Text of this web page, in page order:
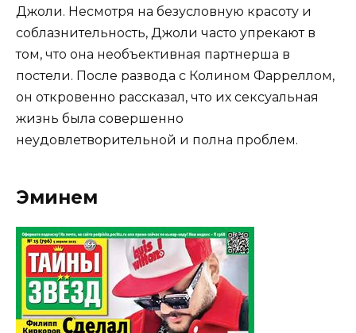
Джоли. Несмотря на безусловную красоту и
соблазнительность, Джоли часто упрекают в
том, что она необъективная партнерша в
постели. После развода с Колином Фарреллом,
он откровенно рассказал, что их сексуальная
жизнь была совершенно
неудовлетворительной и полна проблем.
Эминем